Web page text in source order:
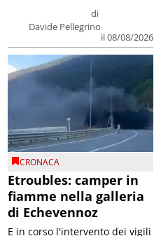
di
Davide Pellegrino
il 08/08/2026
CRONACA
Etroubles: camper in
fiamme nella galleria
di Echevennoz
E in corso l'intervento dei vigili